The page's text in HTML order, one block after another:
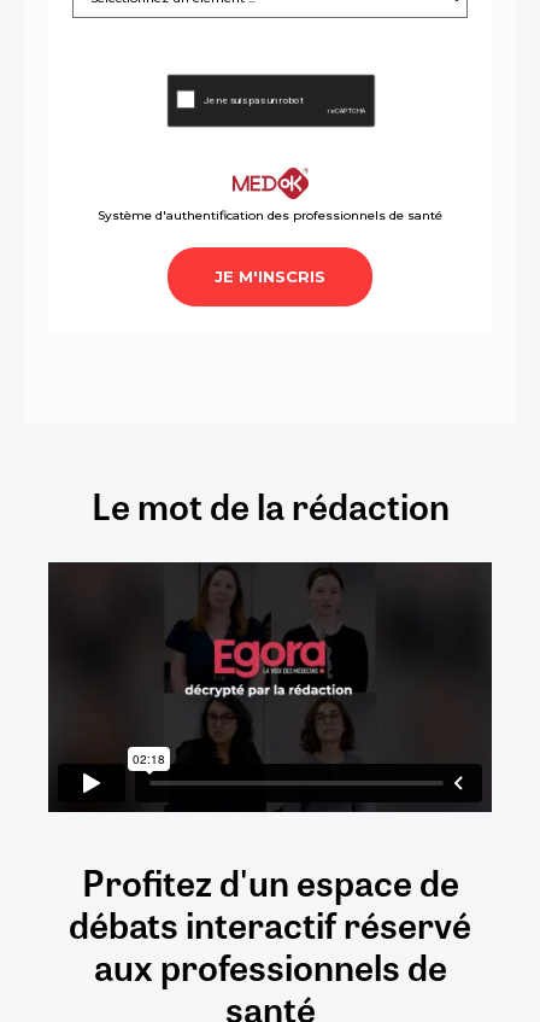
Le mot de la rédaction
Profitez d'un espace de
débatsinteractifréservé
auxprofessionnels de
santé